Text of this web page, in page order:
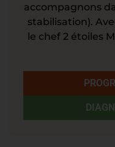
accompagnons
stabilisation).
le chef 2 étoiles